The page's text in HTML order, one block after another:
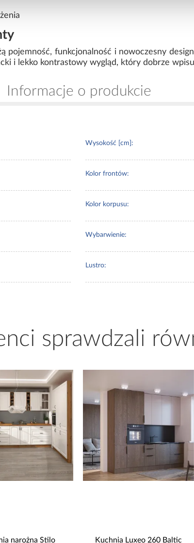
pojemność, funkcjonalność i nowoczesny
i lekko kontrastowy wygląd, który dobrze
Informacje o produkcie
Wysokość [cm]:
Kolor frontów:
Kolor korpusu:
Wybarwienie:
Lustro:
sprawdzali
Luxeo 260 Baltic Łóżko kontynentalne Santi